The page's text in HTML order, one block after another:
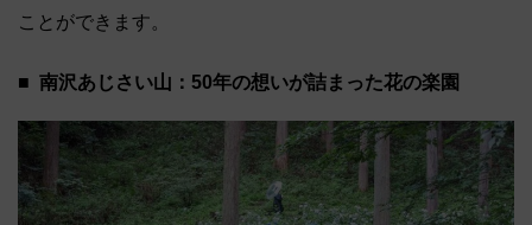
ことができます。
南沢あじさい山：50年の想いが詰まった花の楽園